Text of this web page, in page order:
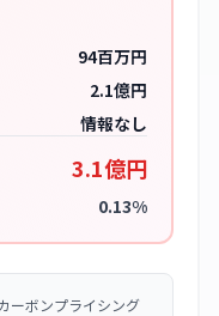
94百万円
2.1億円
情報なし
3.1億円
0.13%
ーボンプライシング